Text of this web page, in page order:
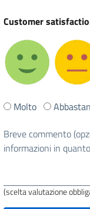
Customer
Ti
stata
utile
Molto
Breve commento
informazioni in
(scelta valutazione